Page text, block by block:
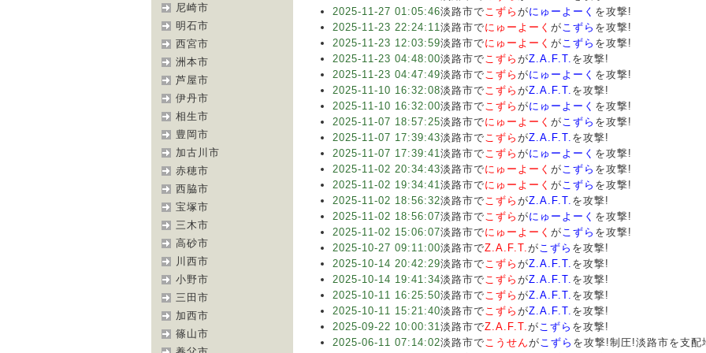
尼崎市
明石市
西宮市
洲本市
芦屋市
伊丹市
相生市
豊岡市
加古川市
赤穂市
西脇市
宝塚市
三木市
高砂市
川西市
小野市
三田市
加西市
篠山市
2025-11-27 01:05:46淡路市でこずら がにゅーよーく を攻撃!
2025-11-23 22:24:11淡路市でにゅーよーく がこずら を攻撃!
2025-11-23 12:03:59淡路市でにゅーよーく がこずら を攻撃!
2025-11-23 04:48:00淡路市でこずら がZ.A.F.T. を攻撃!
2025-11-23 04:47:49淡路市でこずら がにゅーよーく を攻撃!
2025-11-10 16:32:08淡路市でこずら がZ.A.F.T. を攻撃!
2025-11-10 16:32:00淡路市でこずら がにゅーよーく を攻撃!
2025-11-07 18:57:25淡路市でにゅーよーく がこずら を攻撃!
2025-11-07 17:39:43淡路市でこずら がZ.A.F.T. を攻撃!
2025-11-07 17:39:41淡路市でこずら がにゅーよーく を攻撃!
2025-11-02 20:34:43淡路市でにゅーよーく がこずら を攻撃!
2025-11-02 19:34:41淡路市でにゅーよーく がこずら を攻撃!
2025-11-02 18:56:32淡路市でこずら がZ.A.F.T. を攻撃!
2025-11-02 18:56:07淡路市でこずら がにゅーよーく を攻撃!
2025-11-02 15:06:07淡路市でにゅーよーく がこずら を攻撃!
2025-10-27 09:11:00淡路市でZ.A.F.T.がこずら を攻撃!
2025-10-14 20:42:29淡路市でこずら がZ.A.F.T. を攻撃!
2025-10-14 19:41:34淡路市でこずら がZ.A.F.T. を攻撃!
2025-10-11 16:25:50淡路市でこずら がZ.A.F.T. を攻撃!
2025-10-11 15:21:40淡路市でこずら がZ.A.F.T. を攻撃!
2025-09-22 10:00:31淡路市でZ.A.F.T.がこずら を攻撃!
2025-06-11 07:14:02淡路市でこうせんがこずら を攻撃!制圧!淡路市を支配